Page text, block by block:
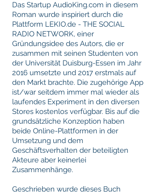
Das Startup AudioKing.com in diesem
Roman wurde inspiriert durch die
Plattform LEKIO.de - THE SOCIAL
RADIO NETWORK, einer
Gründungsidee des Autors, die er
zusammen mit seinen Studenten von
der Universität Duisburg-Essen im Jahr
2016 umsetzte und 2017 erstmals auf
den Markt brachte. Die zugehörige App
ist/war seitdem immer mal wieder als
laufendes Experiment in den diversen
Stores kostenlos verfügbar. Bis auf die
grundsätzliche Konzeption haben
beide Online-Plattformen in der
Umsetzung und dem
Geschäftsverhalten der beteiligten
Akteure aber keinerlei
Zusammenhänge.
Geschrieben wurde dieses Buch